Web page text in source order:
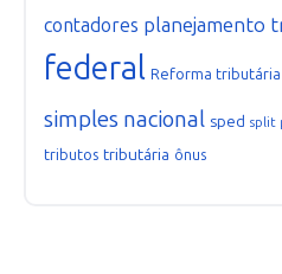
contadores planejamento
federal Reforma tributária
simples nacional sped split
tributos tributária ônus